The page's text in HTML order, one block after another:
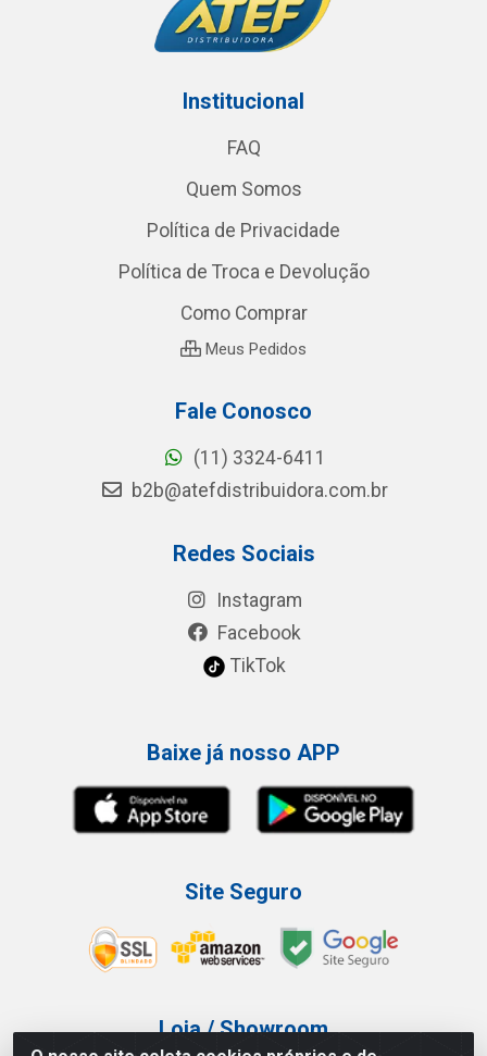
Institucional
FAQ
Quem Somos
Política de Privacidade
Política de Troca e Devolução
Como Comprar
Meus Pedidos
Fale Conosco
(11) 3324-6411
b2b@atefdistribuidora.com.br
Redes Sociais
Instagram
Facebook
TikTok
Baixe já nosso APP
Site Seguro
Loja / Showroom